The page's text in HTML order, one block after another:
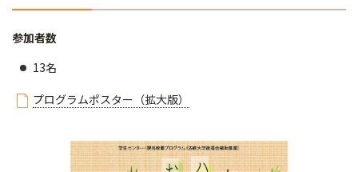
参加者数
13名
プログラムポスター（拡大版）